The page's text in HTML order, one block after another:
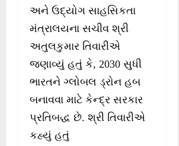
અને ઉદ્યોગ સાહસિકતા
મંત્રાલયના સચીવ શ્રી
અતુલકુમાર તિવારીએ
જણાવ્યું હતું કે, 2030 સુધી
ભારતને ગ્લોબલ ડ્રોન હબ
બનાવવા માટે કેન્દ્ર સરકાર
પ્રતિબદ્ધ છે. શ્રી તિવારીએ
કહ્યું હતું